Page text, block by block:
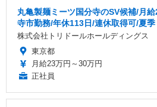
丸亀製麺ミーツ国分寺のSV候補/月
寺市勤務/年休113日/連休取得可/夏
株式会社トリドールホールディングス
東京都
月給23万円～30万円
正社員